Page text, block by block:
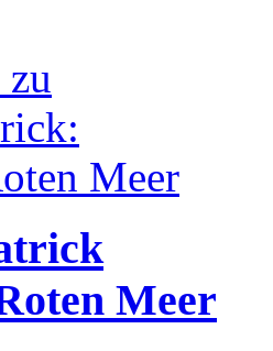
Meer